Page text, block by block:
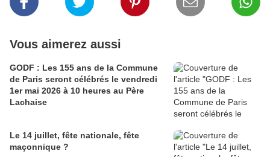
Vous aimerez aussi
GODF : Les 155 ans de la Commune
de Paris seront célébrés le vendredi
1er mai 2026 à 10 heures au Père
Lachaise
Le 14 juillet, fête nationale, fête
maçonnique ?